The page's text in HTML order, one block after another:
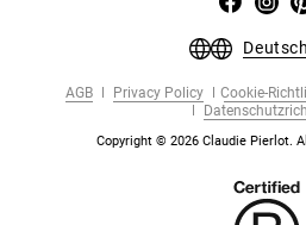
AGB Privacy Policy Cookie-
Copyright © 2026 Claudie Pierlot.